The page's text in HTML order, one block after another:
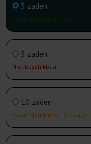
3 zaden
5 zaden
Niet beschikbaar
10 zaden
Verzonden binnen 3-7 dagen